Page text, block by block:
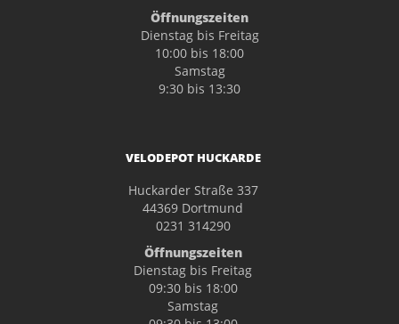
Öffnungszeiten
Dienstag bis Freitag
10:00 bis 18:00
Samstag
9:30 bis 13:30
VELODEPOT HUCKARDE
Huckarder Straße 337
44369 Dortmund
0231 314290
Öffnungszeiten
Dienstag bis Freitag
09:30 bis 18:00
Samstag